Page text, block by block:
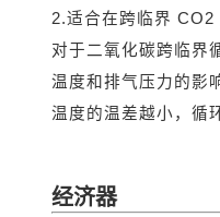
2.适合在跨临界 CO2
对于二氧化碳跨临界
温度和排气压力的影
温度的温差越小，循
经济器